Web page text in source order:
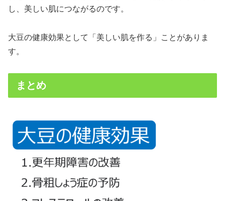
し、美しい肌につながるのです。
大豆の健康効果として「美しい肌を作る」ことがありま
す。
まとめ